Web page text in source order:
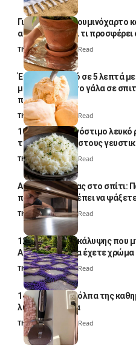
Γιατί βάζουν
απλό κόλπο και τι
Thali Ombre4 Min Read
Έτοιμο παγωτό σε 5 λεπτά
μετατρέψετε το γάλα σε
παγωτομηχανή
Thali Ombre 4 Min Read
10 φορές ποιο νόστιμο λευκό
το απογειώσει στους
Thali Ombre4 Min Read
Αυγά κατσαρίδας στο σπίτι:
ποια σημεία πρέπει να
Thali Ombre4 Min Read
12 φυτά εδαφοκάλυψης που
Αύγουστο για να έχετε
Thali Ombre7 Min Read
14 πανέξυπνα κόλπα της
λύσουν τα χέρια
Thali Ombre 6 Min Read